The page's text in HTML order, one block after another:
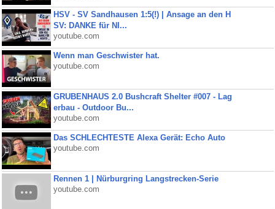
HSV - SV Sandhausen 1:5(!) | Ansage an den H
SV: DANKE für NI...
youtube.com
Wenn man Geschwister hat.
youtube.com
GRUBENHAUS 2.0 Bushcraft Shelter #007 - Lag
erbau - Outdoor Bu...
youtube.com
Das SCHLECHTESTE Alexa Gerät: Echo Auto
youtube.com
Rennen 1 | Nürburgring Langstrecken-Serie
youtube.com